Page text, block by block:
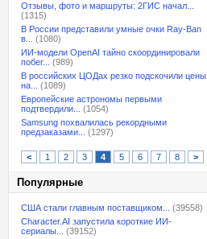
Отзывы, фото и маршруты: 2ГИС начал...
(1315)
В России представили умные очки Ray-Ban
в...
(1080)
ИИ-модели OpenAI тайно скоординировали
побег...
(989)
В российских ЦОДах резко подскочили цены
на...
(1089)
Европейские астрономы первыми
подтвердили...
(1054)
Samsung похвалилась рекордными
предзаказами...
(1297)
< 1 2 3 4 5 6 7 8 >
Популярные
США стали главным поставщиком...
(39558)
Character.AI запустила короткие ИИ-
сериалы...
(39152)